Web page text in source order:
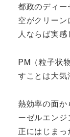
都政のディ
空がクリー
人ならば実感
PM（粒子状
すことは大気
熱効率の面か
ーゼルエン
正にはじま